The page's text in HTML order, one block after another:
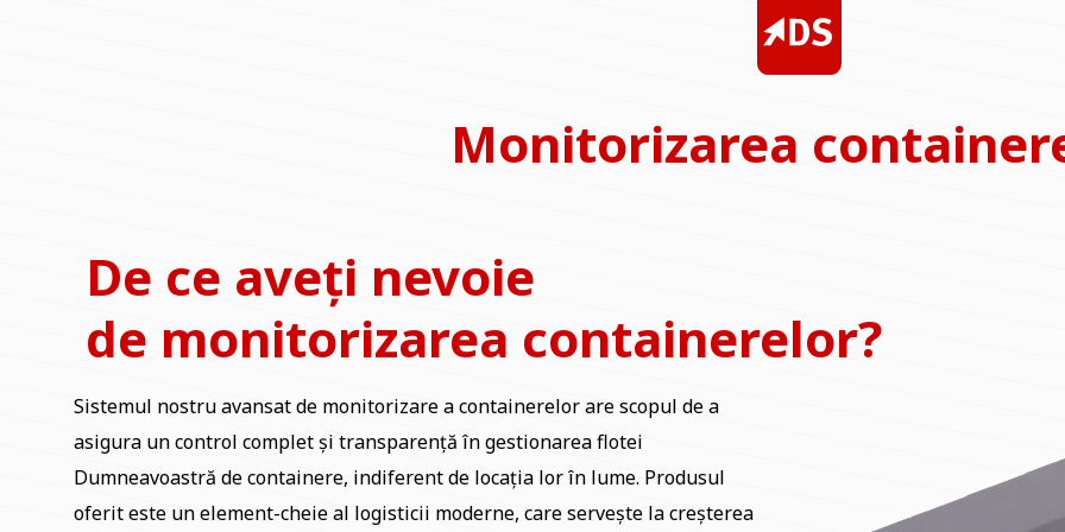
Monitorizarea
De ce aveți nevoie
de monitorizarea containerelor?
Sistemul nostru avansat de monitorizare a containerelor are scopul de a
asigura un control complet și transparență în gestionarea flotei
Dumneavoastră de containere, indiferent de locația lor în lume. Produsul
oferit este un element-cheie al logisticii moderne, care servește la creșterea